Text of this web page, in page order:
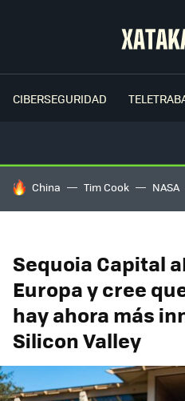
CIBERSEGURIDAD
HOY SE HABLA DE
China Tim Cook NASA
Sequoia Capital
Europa y cree
hay ahora más
Silicon Valley